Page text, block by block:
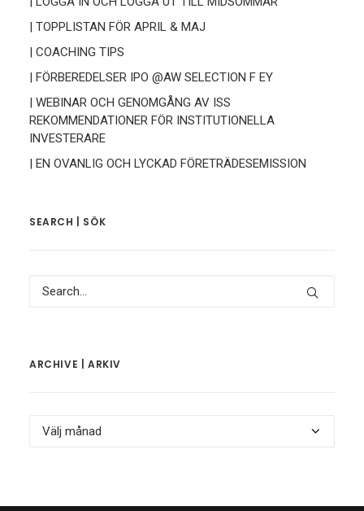
| TOPPLISTAN FÖR APRIL & MAJ
| COACHING TIPS
| FÖRBEREDELSER IPO @AW SELECTION F EY
| WEBINAR OCH GENOMGÅNG AV ISS
REKOMMENDATIONER FÖR INSTITUTIONELLA
INVESTERARE
| EN OVANLIG OCH LYCKAD FÖRETRÄDESEMISSION
SEARCH | SÖK
ARCHIVE | ARKIV
Archive